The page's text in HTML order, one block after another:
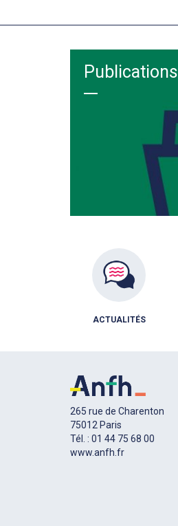
Publications
ACTUALITÉS
265 rue de Charenton
75012 Paris
Tél. : 01 44 75 68 00
www.anfh.fr